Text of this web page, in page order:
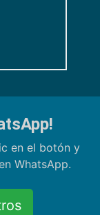
en el botón y
WhatsApp.